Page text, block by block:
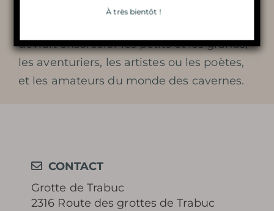
LA MAGIE DES LUMIÈRES
DE NOËL
HISTOIRE
devrait ensorceler les petits et les grands,
les aventuriers, les artistes ou les poètes,
et les amateurs du monde des cavernes.
CONTACT
Grotte de Trabuc
2316 Route des grottes de Trabuc
À très bientôt !